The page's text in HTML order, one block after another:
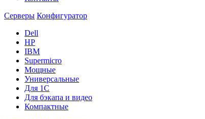
Серверы Конфигуратор
Dell
HP
IBM
Supermicro
Мощные
Универсальные
Для 1С
Для бэкапа и видео
Компактные